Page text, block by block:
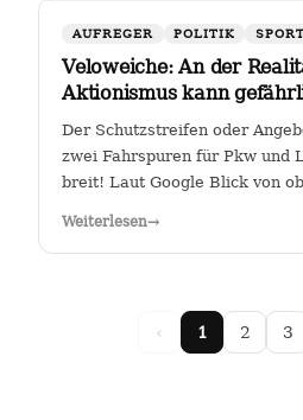
AUFREGER POLITIK SPORT
Veloweiche: An der
Aktionismus kann
Der Schutzstreifen oder
zwei Fahrspuren für Pkw und
breit! Laut Google Blick von
Weiterlesen→
‹ 1 2 3